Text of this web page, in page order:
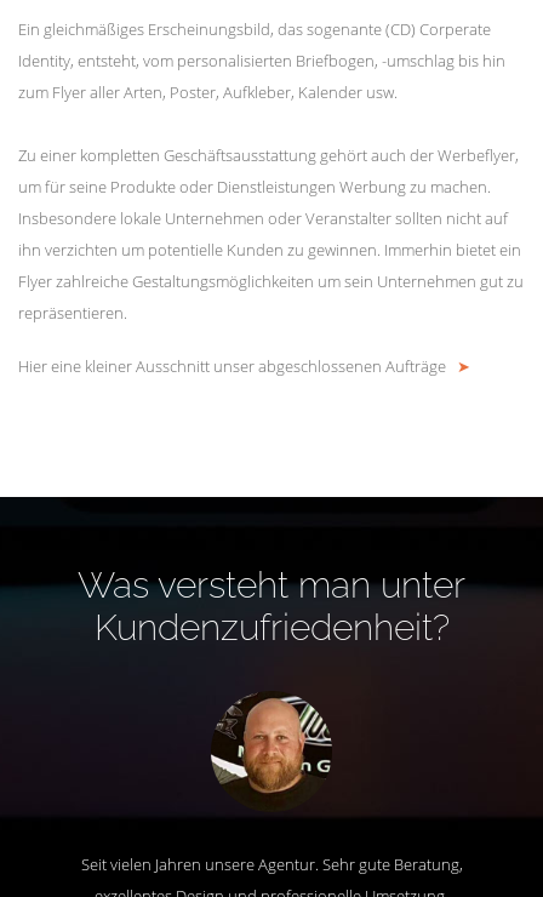
Ein gleichmäßiges Erscheinungsbild, das sogenante (CD) Corperate
Identity, entsteht, vom personalisierten Briefbogen, -umschlag bis hin
zum Flyer aller Arten, Poster, Aufkleber, Kalender usw.
Zu einer kompletten Geschäftsausstattung gehört auch der Werbeflyer,
um für seine Produkte oder Dienstleistungen Werbung zu machen.
Insbesondere lokale Unternehmen oder Veranstalter sollten nicht auf
ihn verzichten um potentielle Kunden zu gewinnen. Immerhin bietet ein
Flyer zahlreiche Gestaltungsmöglichkeiten um sein Unternehmen gut zu
repräsentieren.
Hier eine kleiner Ausschnitt unser abgeschlossenen Aufträge ➤
Was versteht man unter
Kundenzufriedenheit?
Seit vielen Jahren unsere Agentur. Sehr gute Beratung,